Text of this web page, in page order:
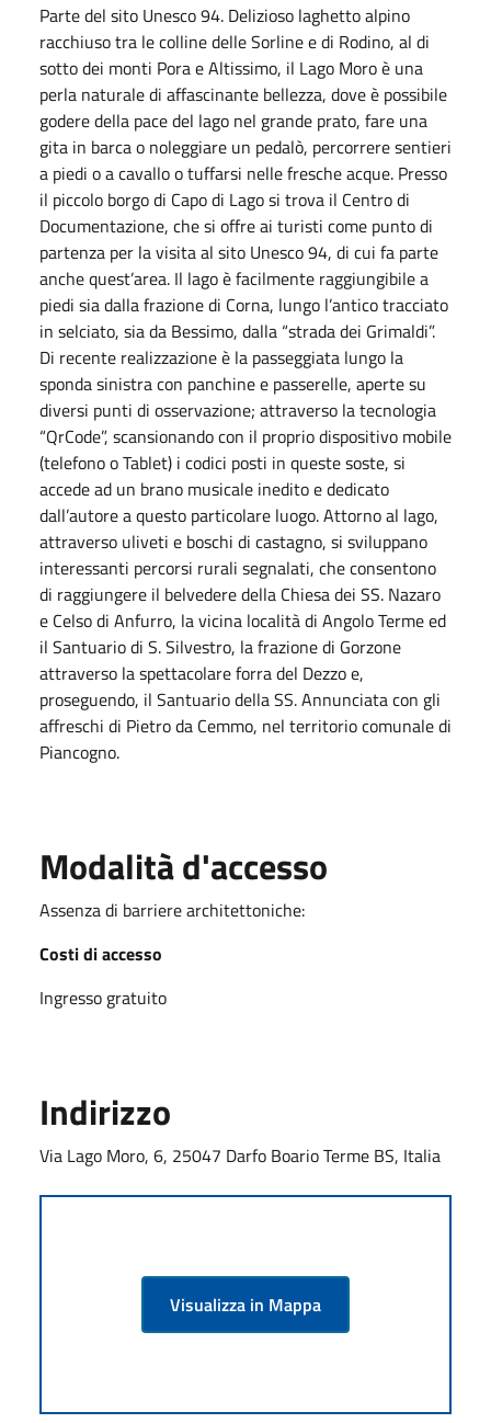
Parte del sito Unesco 94. Delizioso laghetto alpino
racchiuso tra le colline delle Sorline e di Rodino, al di
sotto dei monti Pora e Altissimo, il Lago Moro è una
perla naturale di affascinante bellezza, dove è possibile
godere della pace del lago nel grande prato, fare una
gita in barca o noleggiare un pedalò, percorrere sentieri
a piedi o a cavallo o tuffarsi nelle fresche acque. Presso
il piccolo borgo di Capo di Lago si trova il Centro di
Documentazione, che si offre ai turisti come punto di
partenza per la visita al sito Unesco 94, di cui fa parte
anche quest’area. Il lago è facilmente raggiungibile a
piedi sia dalla frazione di Corna, lungo l’antico tracciato
in selciato, sia da Bessimo, dalla “strada dei Grimaldi”.
Di recente realizzazione è la passeggiata lungo la
sponda sinistra con panchine e passerelle, aperte su
diversi punti di osservazione; attraverso la tecnologia
“QrCode”, scansionando con il proprio dispositivo mobile
(telefono o Tablet) i codici posti in queste soste, si
accede ad un brano musicale inedito e dedicato
dall’autore a questo particolare luogo. Attorno al lago,
attraverso uliveti e boschi di castagno, si sviluppano
interessanti percorsi rurali segnalati, che consentono
di raggiungere il belvedere della Chiesa dei SS. Nazaro
e Celso di Anfurro, la vicina località di Angolo Terme ed
il Santuario di S. Silvestro, la frazione di Gorzone
attraverso la spettacolare forra del Dezzo e,
proseguendo, il Santuario della SS. Annunciata con gli
affreschi di Pietro da Cemmo, nel territorio comunale di
Piancogno.
Modalità d'accesso
Assenza di barriere architettoniche:
Costi di accesso
Ingresso gratuito
Indirizzo
Via Lago Moro, 6, 25047 Darfo Boario Terme BS, Italia
Visualizza in Mappa